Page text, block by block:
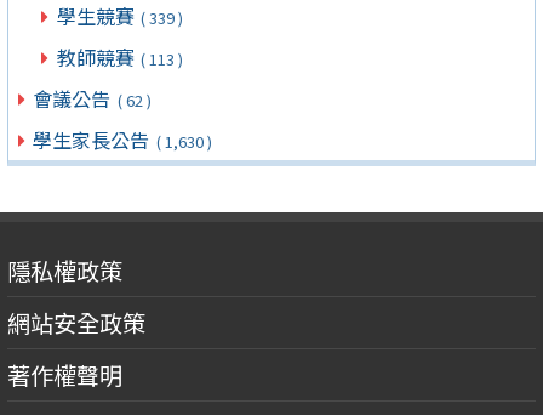
學生競賽 ( 339 )
教師競賽 ( 113 )
會議公告 ( 62 )
學生家長公告 ( 1,630 )
隱私權政策
網站安全政策
著作權聲明